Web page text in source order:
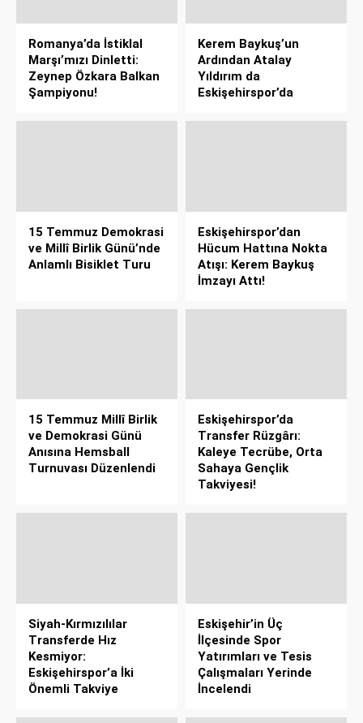
Romanya’da İstiklal
Marşı’mızı Dinletti:
Zeynep Özkara Balkan
Şampiyonu!
Kerem Baykuş’un
Ardından Atalay
Yıldırım da
Eskişehirspor’da
15 Temmuz Demokrasi
ve Millî Birlik Günü’nde
Anlamlı Bisiklet Turu
Eskişehirspor’dan
Hücum Hattına Nokta
Atışı: Kerem Baykuş
İmzayı Attı!
15 Temmuz Millî Birlik
ve Demokrasi Günü
Anısına Hemsball
Turnuvası Düzenlendi
Eskişehirspor’da
Transfer Rüzgârı:
Kaleye Tecrübe, Orta
Sahaya Gençlik
Takviyesi!
Siyah-Kırmızılılar
Transferde Hız
Kesmiyor:
Eskişehirspor’a İki
Önemli Takviye
Eskişehir’in Üç
İlçesinde Spor
Yatırımları ve Tesis
Çalışmaları Yerinde
İncelendi